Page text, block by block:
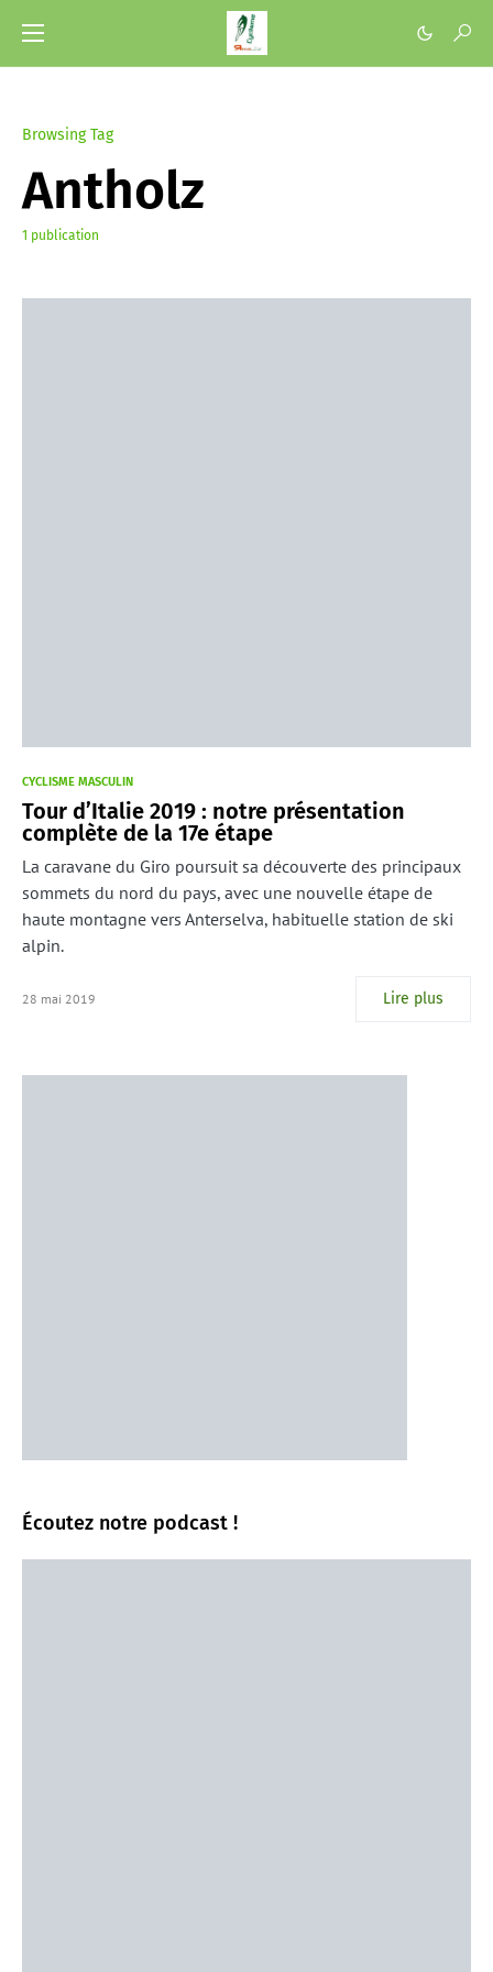
Browsing Tag
Antholz
1 publication
CYCLISME MASCULIN
Tour d’Italie 2019 : notre présentation
complète de la 17e étape
La caravane du Giro poursuit sa découverte des principaux
sommets du nord du pays, avec une nouvelle étape de
haute montagne vers Anterselva, habituelle station de ski
alpin.
28 mai 2019 Lire plus
Écoutez notre podcast !